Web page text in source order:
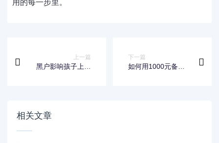
用的每一步里。
上一篇
黑户影响孩子上学
下一篇
如何用1000元备用
相关文章